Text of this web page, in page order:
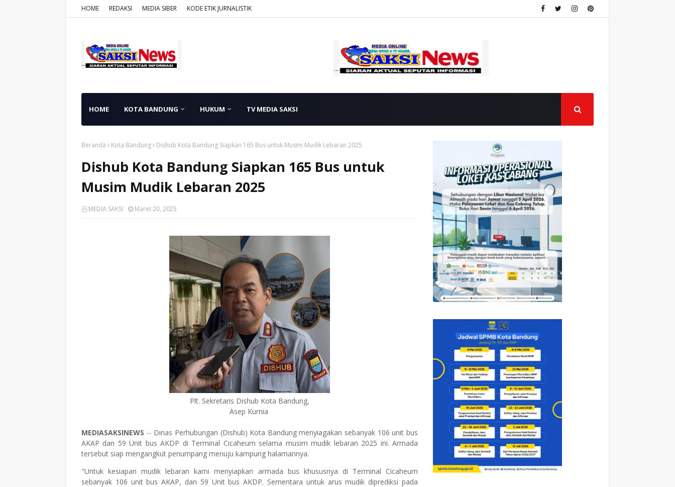
HOME REDAKSI MEDIA SIBER KODE ETIK JURNALISTIK
HOME KOTA BANDUNG HUKUM TV MEDIA SAKSI
Beranda Kota Bandung Dishub Kota Bandung Siapkan 165 Bus untuk Musim Mudik Lebaran 2025
Dishub Kota Bandung Siapkan 165 Bus untuk
Musim Mudik Lebaran 2025
MEDIA SAKSI Maret 20, 2025
Plt. Sekretaris Dishub Kota Bandung,
Asep Kurnia
MEDIASAKSINEWS -- Dinas Perhubungan (Dishub) Kota Bandung menyiagakan sebanyak 106 unit bus
AKAP dan 59 Unit bus AKDP di Terminal Cicaheum selama musim mudik lebaran 2025 ini. Armada
tersebut siap mengangkut penumpang menuju kampung halamannya.
"Untuk kesiapan mudik lebaran kami menyiapkan armada bus khususnya di Terminal Cicaheum
sebanyak 106 unit bus AKAP, dan 59 Unit bus AKDP. Sementara untuk arus mudik diprediksi pada